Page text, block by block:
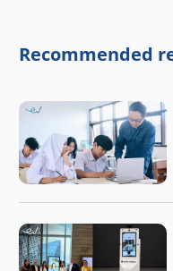
Recommended